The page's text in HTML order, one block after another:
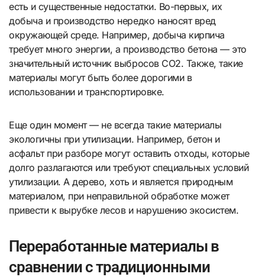
есть и существенные недостатки. Во-первых, их
добыча и производство нередко наносят вред
окружающей среде. Например, добыча кирпича
требует много энергии, а производство бетона — это
значительный источник выбросов CO2. Также, такие
материалы могут быть более дорогими в
использовании и транспортировке.
Еще один момент — не всегда такие материалы
экологичны при утилизации. Например, бетон и
асфальт при разборе могут оставить отходы, которые
долго разлагаются или требуют специальных условий
утилизации. А дерево, хоть и является природным
материалом, при неправильной обработке может
привести к вырубке лесов и нарушению экосистем.
Переработанные материалы в
сравнении с традиционными